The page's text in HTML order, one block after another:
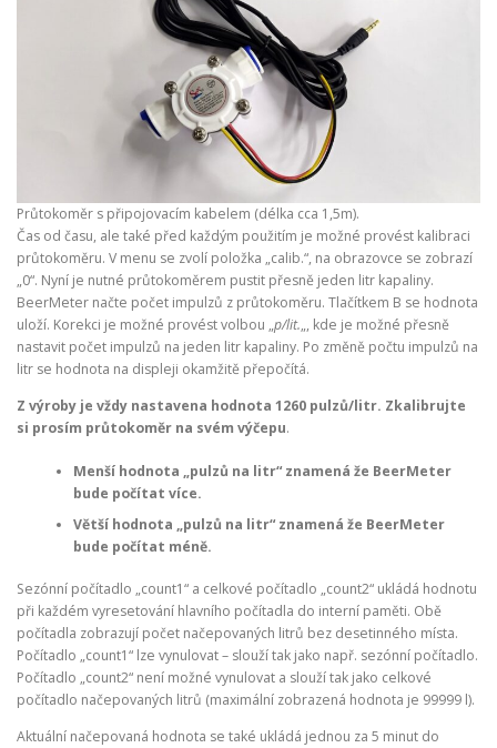
Průtokoměr s připojovacím kabelem (délka cca 1,5m).
Čas od času, ale také před každým použitím je možné provést kalibraci
průtokoměru. V menu se zvolí položka „calib.“, na obrazovce se zobrazí
„0“. Nyní je nutné průtokoměrem pustit přesně jeden litr kapaliny.
BeerMeter načte počet impulzů z průtokoměru. Tlačítkem B se hodnota
uloží. Korekci je možné provést volbou „p/lit.„, kde je možné přesně
nastavit počet impulzů na jeden litr kapaliny. Po změně počtu impulzů na
litr se hodnota na displeji okamžitě přepočítá.
Z výroby je vždy nastavena hodnota 1260 pulzů/litr. Zkalibrujte
si prosím průtokoměr na svém výčepu.
Menší hodnota „pulzů na litr“ znamená že BeerMeter
bude počítat více.
Větší hodnota „pulzů na litr“ znamená že BeerMeter
bude počítat méně.
Sezónní počítadlo „count1“ a celkové počítadlo „count2“ ukládá hodnotu
při každém vyresetování hlavního počítadla do interní paměti. Obě
počítadla zobrazují počet načepovaných litrů bez desetinného místa.
Počítadlo „count1“ lze vynulovat – slouží tak jako např. sezónní počítadlo.
Počítadlo „count2“ není možné vynulovat a slouží tak jako celkové
počítadlo načepovaných litrů (maximální zobrazená hodnota je 99999 l).
Aktuální načepovaná hodnota se také ukládá jednou za 5 minut do